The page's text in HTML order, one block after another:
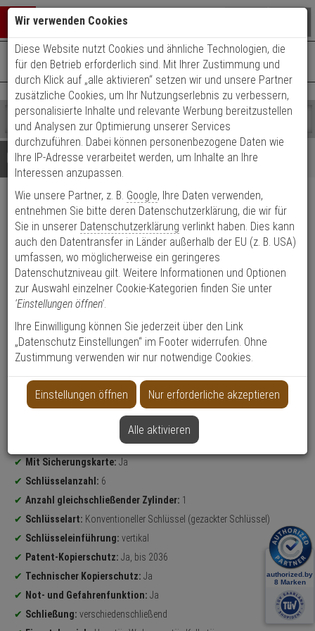
Warenkorb schließen
0 ARTIKEL IM WARENKORB
Ihr Warenkorb ist momentan leer.
Ergebnisse ()
Fertig
Shop
durchsuchen
Bitte
geben
Sie
Zeichen
ein,
um
Suche
starten.
Es
wurde
noch
Suche
gestartet
+49 (0)821 899 493-0Mo. - Do.: 8:00 - 16:30 | Fr.: 8:00 - 14:00 Uhr
Details Beratung
WILKA Carat S1
Doppelzylinder 35/45 6 Schlüssel
Produktmerkmale
Datenblatt drucken
Weitere Varianten...
Produktinformationen
Sicherheitslevel:
Carat S1 Profildoppelzylinder
35 mm/45 mm
Mit Sicherungskarte:Ja
Schlüsselanzahl: 6
Anzahl gleichschließender Zylinder: 1
Schlüsselart: Konventioneller Schlüssel (gezackter Schlüssel)
Schlüsseleinführung: vertikal
Patent-Kopierschutz: Ja, bis 2036
Technischer Kopierschutz: Ja
Not- und Gefahrenfunktion: Ja
Schließung: verschiedenschließend
Wir verwenden Cookies
Diese Website nutzt Cookies und ähnliche Technologien, die
für den Betrieb erforderlich sind. Mit Ihrer Zustimmung und
durch Klick auf „alle aktivieren“ setzen wir und unsere Partner
zusätzliche Cookies, um Ihr Nutzungserlebnis zu verbessern,
personalisierte Inhalte und relevante Werbung bereitzustellen
und Analysen zur Optimierung unserer Services
durchzuführen. Dabei können personenbezogene Daten wie
Ihre IP-Adresse verarbeitet werden, um Inhalte an Ihre
Interessen anzupassen.
Wie unsere Partner, z. B. Google, Ihre Daten verwenden,
entnehmen Sie bitte deren Datenschutzerklärung, die wir für
Sie in unserer Datenschutzerklärung verlinkt haben. Dies kann
auch den Datentransfer in Länder außerhalb der EU (z. B. USA)
umfassen, wo möglicherweise ein geringeres
Datenschutzniveau gilt. Weitere Informationen und Optionen
zur Auswahl einzelner Cookie-Kategorien finden Sie unter
'Einstellungen öffnen'.
Ihre Einwilligung können Sie jederzeit über den Link
„Datenschutz Einstellungen“ im Footer widerrufen. Ohne
Zustimmung verwenden wir nur notwendige Cookies.
Einstellungen öffnen Nur erforderliche akzeptieren
Alle aktivieren